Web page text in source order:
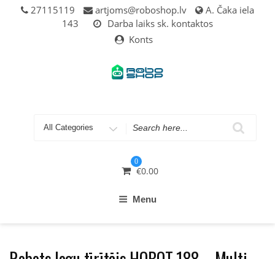
27115119 artjoms@roboshop.lv
A. Čaka iela
143
Darba laiks sk. kontaktos
Konts
Search
0
€0.00
Menu